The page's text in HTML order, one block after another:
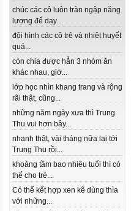
chúc các cô luôn tràn ngập năng
lượng để dạy...
đội hình các cô trẻ và nhiệt huyết
quá...
còn chia được hẳn 3 nhóm ăn
khác nhau, giờ...
lớp học nhìn khang trang và rộng
rãi thật, cũng...
những năm ngày xưa thì Trung
Thu vui hơn bây...
nhanh thật, vài tháng nữa lại tới
Trung Thu rồi...
khoảng tầm bao nhiêu tuổi thì có
thể cho trẻ...
Có thể kết hợp xen kẽ dùng thìa
với những...